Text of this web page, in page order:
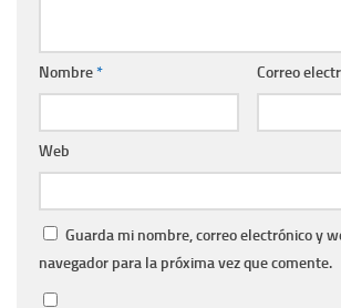
Nombre* Correo
Web
Guarda mi nombre, correo electrónico y
navegador para la próxima vez que comente.